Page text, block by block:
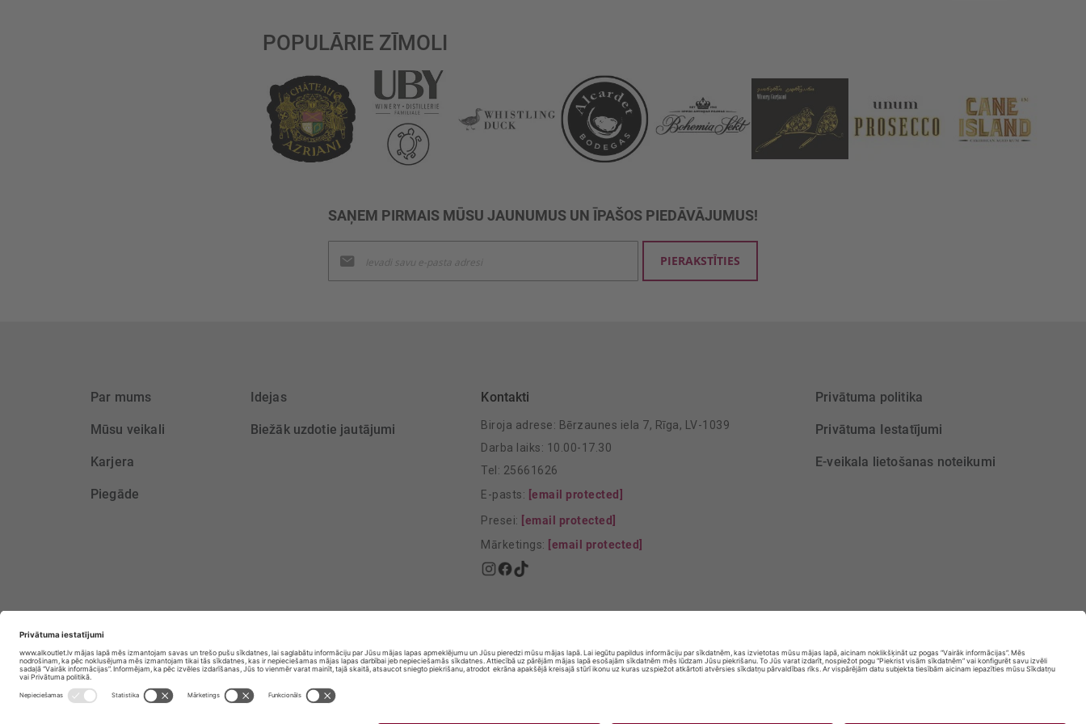
POPULĀRIE ZĪMOLI
SAŅEM PIRMAIS MŪSU JAUNUMUS UN ĪPAŠOS PIEDĀVĀJUMUS!
jaunumu
saņemšanai:
PIERAKSTĪTIES
Par mums
Mūsu veikali
Karjera
Piegāde
Idejas
Biežāk uzdotie jautājumi
Kontakti
Biroja adrese: Bērzaunes iela 7, Rīga, LV-1039
Darba laiks: 10.00-17.30
Tel: 25661626
E-pasts: [email protected]
Presei: [email protected]
Mārketings: [email protected]
Privātuma politika
Privātuma Iestatījumi
E-veikala lietošanas noteikumi